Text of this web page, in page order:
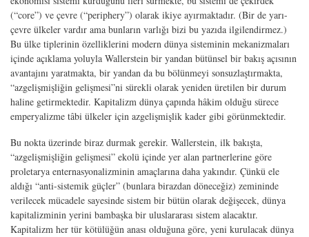
(“core”) ve çevre (“periphery”) olarak ikiye ayırmaktadır. (Bir de yarı-
çevre ülkeler vardır ama bunların varlığı bizi bu yazıda ilgilendirmez.)
Bu ülke tiplerinin özelliklerini modern dünya sisteminin mekanizmaları
içinde açıklama yoluyla Wallerstein bir yandan bütünsel bir bakış açısının
avantajını yaratmakta, bir yandan da bu bölünmeyi sonsuzlaştırmakta,
“azgelişmişliğin gelişmesi”ni sürekli olarak yeniden üretilen bir durum
haline getirmektedir. Kapitalizm dünya çapında hâkim olduğu sürece
emperyalizme tâbi ülkeler için azgelişmişlik kader gibi görünmektedir.
Bu nokta üzerinde biraz durmak gerekir. Wallerstein, ilk bakışta,
“azgelişmişliğin gelişmesi” ekolü içinde yer alan partnerlerine göre
proletarya enternasyonalizminin amaçlarına daha yakındır. Çünkü ele
aldığı “anti-sistemik güçler” (bunlara birazdan döneceğiz) zemininde
verilecek mücadele sayesinde sistem bir bütün olarak değişecek, dünya
kapitalizminin yerini bambaşka bir uluslararası sistem alacaktır.
Kapitalizm her tür kötülüğün anası olduğuna göre, yeni kurulacak dünya